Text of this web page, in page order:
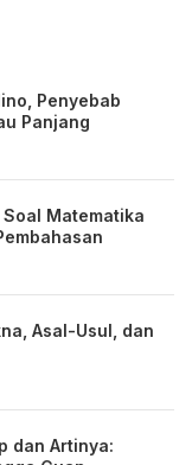
Penyebab
Panjang
Matematika
Asal-Usul, dan
dan Artinya: